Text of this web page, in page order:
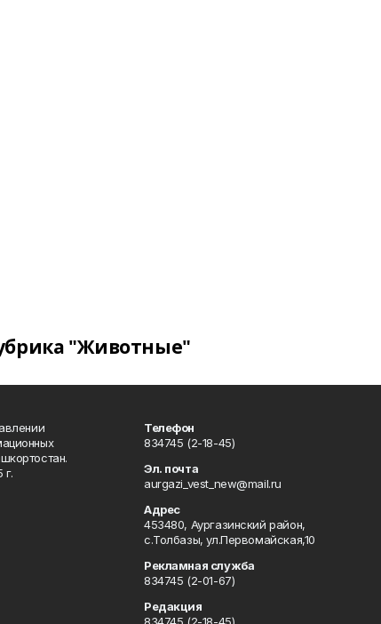
"Животные"
г.
Телефон
834745 (2-18-45)
Эл. почта
aurgazi_vest_new@mail.ru
Адрес
453480, Аургазинский район,
с.Толбазы, ул.Первомайская,10
Рекламная служба
834745 (2-01-67)
Редакция